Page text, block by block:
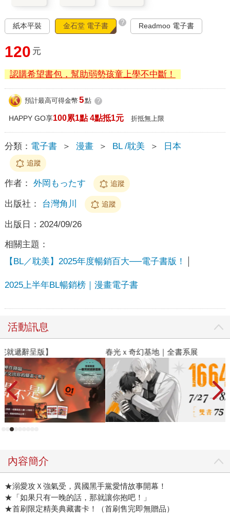
紙本平裝 金石堂 電子書 ? Readmoo 電子書
120 元
認購希望書包，幫助弱勢孩童上學不中斷！
預計最高可得金幣 5點 ?
HAPPY GO享100累1點 4點抵1元 折抵無上限
分類： 電子書 ＞ 漫畫 ＞ BL /耽美 ＞ 日本
追蹤
作者： 外岡もったす 追蹤
出版社： 台灣角川 追蹤
出版日： 2024/09/26
相關主題：
【BL／耽美】2025年度暢銷百大──電子書版！
2025上半年BL暢銷榜｜漫畫電子書
活動訊息
春光ｘ奇幻基地｜全書系展
內容簡介
★溺愛攻Ｘ強氣受，異國黑手黨愛情故事開幕！
★「如果只有一晚的話，那就讓你抱吧！」
★首刷限定精美典藏書卡！（首刷售完即無贈品）